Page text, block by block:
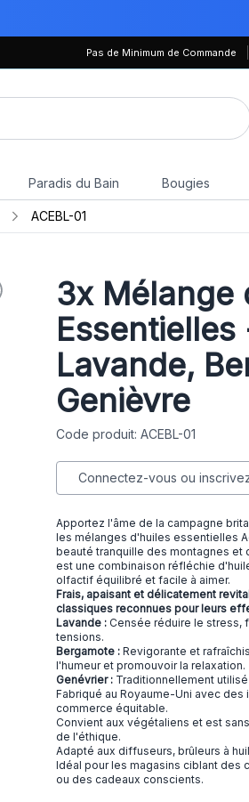
Pas de Minimum de Commande
Paradis du Bain Bougies
ACEBL-01
3xMélange
Lavande,
Genièvre
Code produit: ACEBL-01
Connectez-vous ou
Apportez l'âme de la campagne
les mélanges d'huiles essentielles
beauté tranquille des montagnes et
est une combinaison réfléchie
olfactif équilibré et facile à aimer.
Frais, apaisant et délicatement
classiques reconnues pour leurs
Lavande : Censée réduire le stress,
tensions.
Bergamote : Revigorante et
l'humeur et promouvoir la relaxation.
Genévrier : Traditionnellement
Fabriqué au Royaume-Uni avec
commerce équitable.
Convient aux végétaliens et est
de l'éthique.
Adapté aux diffuseurs, brûleurs à
Idéal pour les magasins ciblant des
ou des cadeaux conscients.